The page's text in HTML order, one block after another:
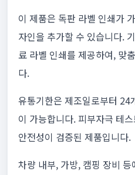
이 제품은 독판 라벨 인쇄가
자인을 추가할 수 있습니다.
료 라벨 인쇄를 제공하여, 맞
다.
유통기한은 제조일로부터 24
이 가능합니다. 피부자극 테
안전성이 검증된 제품입니다.
차량 내부, 가방, 캠핑 장비